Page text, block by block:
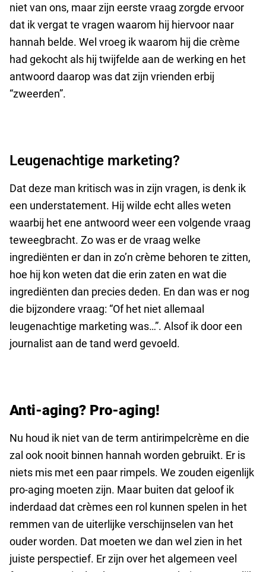
niet van ons, maar zijn eerste vraag zorgde ervoor
dat ik vergat te vragen waarom hij hiervoor naar
hannah belde. Wel vroeg ik waarom hij die crème
had gekocht als hij twijfelde aan de werking en het
antwoord daarop was dat zijn vrienden erbij
“zweerden”.
Leugenachtige marketing?
Dat deze man kritisch was in zijn vragen, is denk ik
een understatement. Hij wilde echt alles weten
waarbij het ene antwoord weer een volgende vraag
teweegbracht. Zo was er de vraag welke
ingrediënten er dan in zo’n crème behoren te zitten,
hoe hij kon weten dat die erin zaten en wat die
ingrediënten dan precies deden. En dan was er nog
die bijzondere vraag: “Of het niet allemaal
leugenachtige marketing was…”. Alsof ik door een
journalist aan de tand werd gevoeld.
Anti-aging? Pro-aging!
Nu houd ik niet van de term antirimpelcrème en die
zal ook nooit binnen hannah worden gebruikt. Er is
niets mis met een paar rimpels. We zouden eigenlijk
pro-aging moeten zijn. Maar buiten dat geloof ik
inderdaad dat crèmes een rol kunnen spelen in het
remmen van de uiterlijke verschijnselen van het
ouder worden. Dat moeten we dan wel zien in het
juiste perspectief. Er zijn over het algemeen veel